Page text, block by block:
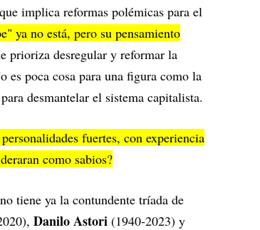
implica reformas polémicas para el
ya no está, pero su pensamiento
prioriza desregular y reformar la
es poca cosa para una figura como la
desmantelar el sistema capitalista.
fuertes, con experiencia
como sabios?
tiene ya la contundente tríada de
Danilo Astori (1940-2023) y